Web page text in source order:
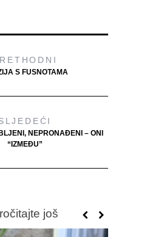
S FUSNOTAMA
NEPRONAĐENI – ONI
“IZMEĐU”
još